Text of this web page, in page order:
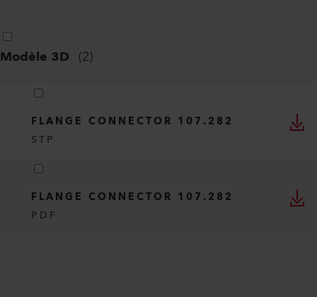
Modèle 3D (2)
FLANGE CONNECTOR 107.282
STP
FLANGE CONNECTOR 107.282
PDF